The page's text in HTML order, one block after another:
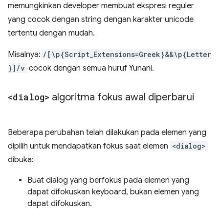
memungkinkan developer membuat ekspresi reguler
yang cocok dengan string dengan karakter unicode
tertentu dengan mudah.
Misalnya: /[\p{Script_Extensions=Greek}&&\p{Letter
}]/v cocok dengan semua huruf Yunani.
<dialog> algoritma fokus awal diperbarui
Beberapa perubahan telah dilakukan pada elemen yang
dipilih untuk mendapatkan fokus saat elemen <dialog>
dibuka:
Buat dialog yang berfokus pada elemen yang
dapat difokuskan keyboard, bukan elemen yang
dapat difokuskan.